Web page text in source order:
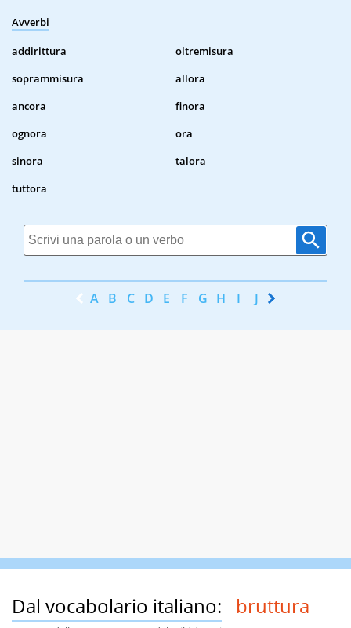
Avverbi
addirittura
oltremisura
soprammisura
allora
ancora
finora
ognora
ora
sinora
talora
tuttora
A B C D E F G H I J K
Dal vocabolario italiano: bruttura